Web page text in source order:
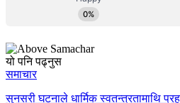
यो पनि पढ्नुस
समाचार
सुनसरी घटनाले धार्मिक स्वतन्त्रतामाथि